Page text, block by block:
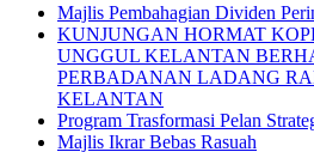
Majlis Pembahagian Dividen
KUNJUNGAN HORMAT
UNGGUL KELANTAN
PERBADANAN LADANG
KELANTAN
Program Trasformasi Pelan
Majlis Ikrar Bebas Rasuah